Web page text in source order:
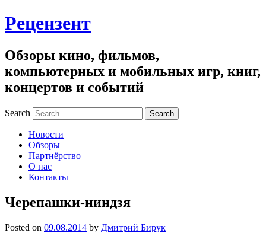
Рецензент
Обзоры кино, фильмов,
компьютерных и мобильных игр, книг,
концертов и событий
Search
Новости
Обзоры
Партнёрство
О нас
Контакты
Черепашки-ниндзя
Posted on 09.08.2014 by Дмитрий Бирук